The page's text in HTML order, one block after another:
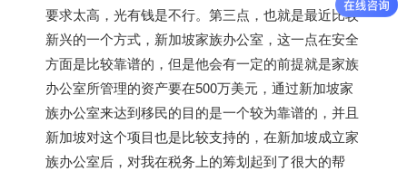
要求太高，光有钱是不行。第三点，也就是最近比较
新兴的一个方式， 新加坡家族办公室，这一点在安全
方面是比较靠谱的，但是他会有一定的前提就是家族
办公室所管理的资产要在500万美元，通过新加坡家
族办公室来达到移民的目的是一个较为靠谱的，并且
新加坡对这个项目也是比较支持的，在新加坡成立家
族办公室后，对我在税务上的筹划起到了很大的帮